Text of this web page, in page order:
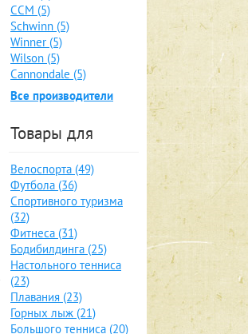
CCM (5)
Schwinn (5)
Winner (5)
Wilson (5)
Cannondale (5)
Все производители
Товары для
Велоспорта (49)
Футбола (36)
Спортивного туризма
(32)
Фитнеса (31)
Бодибилдинга (25)
Настольного тенниса
(23)
Плавания (23)
Горных лыж (21)
Большого тенниса (20)